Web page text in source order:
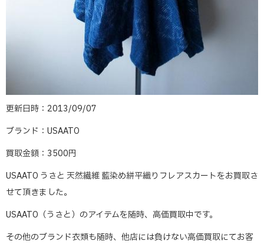
更新日時：2013/09/07
ブランド：USAATO
買取金額：3500円
USAATO うさと 天然繊維 藍染め絣平織りフレアスカートをお買取さ
せて頂きました。
USAATO（うさと）のアイテムを随時、高価買取中です。
その他のブランド衣類も随時、他店には負けない高価買取にてお客